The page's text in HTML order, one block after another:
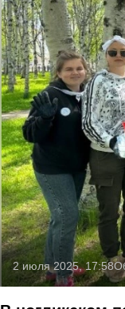
2 июля 2025, 17:58